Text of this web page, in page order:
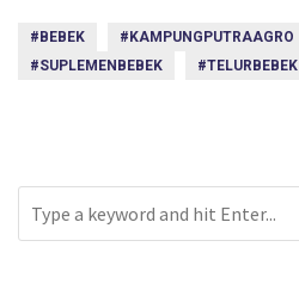
#BEBEK #KAMPUNGPUTRAAGRO
#SUPLEMENBEBEK
#TELURBEBEK